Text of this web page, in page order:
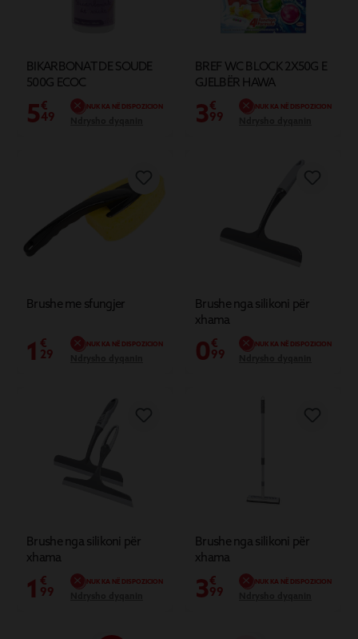
BIKARBONAT DE SOUDE
500G ECOC
5€
49
NUK KA NË DISPOZICION
BREF WC BLOCK 2X50G E
GJELBËR HAWA
3€
99
NUK KA NË DISPOZICION
Brushe me sfungjer
1 €
29
NUK KA NË DISPOZICION
Brushe nga silikoni për
xhama
0€
99
NUK KA NË DISPOZICION
Brushe nga silikoni për
xhama
1 €
99
NUK KA NË DISPOZICION
Brushe nga silikoni për
xhama
3€
99
NUK KA NË DISPOZICION